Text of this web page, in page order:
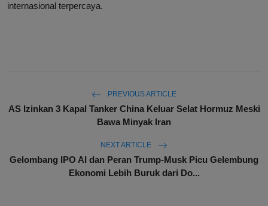
internasional terpercaya.
PREVIOUS ARTICLE
AS Izinkan 3 Kapal Tanker China Keluar Selat Hormuz Meski
Bawa Minyak Iran
NEXT ARTICLE
Gelombang IPO AI dan Peran Trump-Musk Picu Gelembung
Ekonomi Lebih Buruk dari Do...